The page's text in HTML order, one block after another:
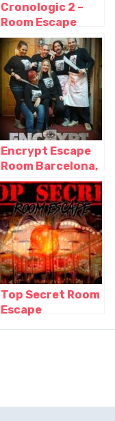
Cronologic 2 –
Room Escape
Barcelona,
Barcelona –
Cataluña
Encrypt Escape
Room Barcelona,
Barcelona –
Cataluña
Top Secret Room
Escape